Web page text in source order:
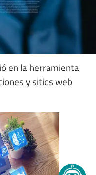
en la herramienta
y sitios web